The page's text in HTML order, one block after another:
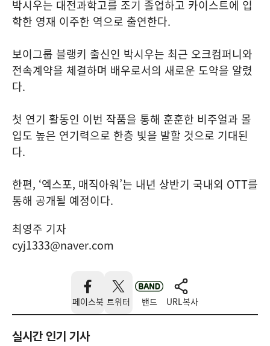
박시우는 대전과학고를 조기 졸업하고 카이스트에 입
학한 영재 이주한 역으로 출연한다.
보이그룹 블랭키 출신인 박시우는 최근 오크컴퍼니와
전속계약을 체결하며 배우로서의 새로운 도약을 알렸
다.
첫 연기 활동인 이번 작품을 통해 훈훈한 비주얼과 몰
입도 높은 연기력으로 한층 빛을 발할 것으로 기대된
다.
한편, ‘엑스포, 매직아워’는 내년 상반기 국내외 OTT를
통해 공개될 예정이다.
최영주 기자
cyj1333@naver.com
페이스북 트위터 밴드 URL복사
실시간 인기 기사